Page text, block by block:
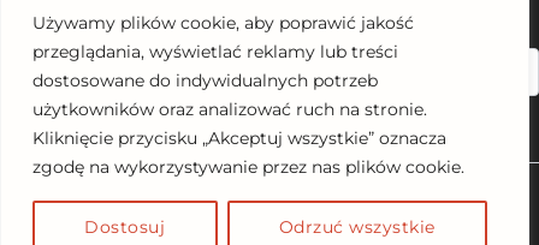
Używamy plików cookie, aby poprawić jakość
przeglądania, wyświetlać reklamy lub treści
dostosowane do indywidualnych potrzeb
użytkowników oraz analizować ruch na stronie.
Kliknięcie przycisku „Akceptuj wszystkie” oznacza
zgodę na wykorzystywanie przez nas plików cookie.
Dostosuj Odrzuć wszystkie
Szukaj